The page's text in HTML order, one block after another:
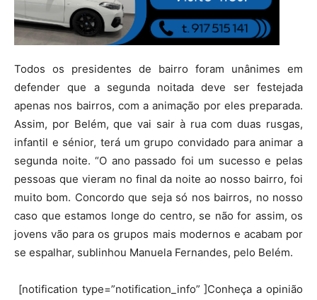
Todos os presidentes de bairro foram unânimes em
defender que a segunda noitada deve ser festejada
apenas nos bairros, com a animação por eles preparada.
Assim, por Belém, que vai sair à rua com duas rusgas,
infantil e sénior, terá um grupo convidado para animar a
segunda noite. “O ano passado foi um sucesso e pelas
pessoas que vieram no final da noite ao nosso bairro, foi
muito bom. Concordo que seja só nos bairros, no nosso
caso que estamos longe do centro, se não for assim, os
jovens vão para os grupos mais modernos e acabam por
se espalhar, sublinhou Manuela Fernandes, pelo Belém.
[notification type=”notification_info” ]Conheça a opinião